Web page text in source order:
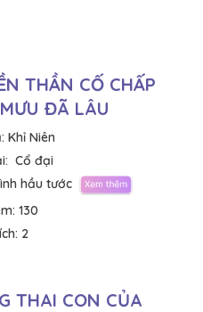
THẦN CỐ CHẤP
ĐÃ LÂU
Khỉ Niên
Cổ đại
hầu tước
130
2
THAI CON CỦA